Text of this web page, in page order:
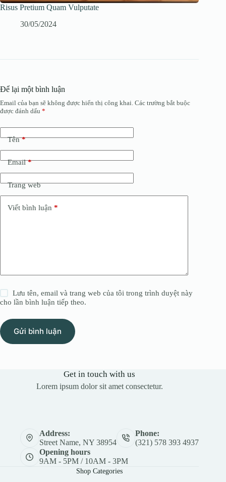
Risus Pretium Quam Vulputate
30/05/2024
Để lại một bình luận
Email của bạn sẽ không được hiển thị công khai. Các trường bắt buộc
được đánh dấu *
Tên*
Email*
Trang web
Viết bình luận *
Lưu tên, email và trang web của tôi trong trình duyệt này
cho lần bình luận tiếp theo.
Gửi bình luận
Get in touch with us
Lorem ipsum dolor sit amet consectetur.
Address:
Street Name, NY 38954
Phone:
(321) 578 393 4937
Opening hours
9AM - 5PM / 10AM - 3PM
Shop Categories